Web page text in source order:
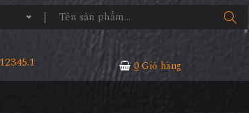
0Giỏ hàng